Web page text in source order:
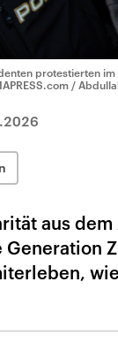
protestierten
/
aus